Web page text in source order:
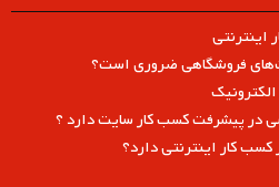
در پیشرفت کسب کار سایت دارد ؟
کار اینترنتی دارد؟